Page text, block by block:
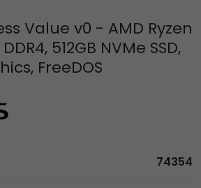
Value v0 - AMD Ryzen
512GB NVMe SSD,
FreeDOS
74354